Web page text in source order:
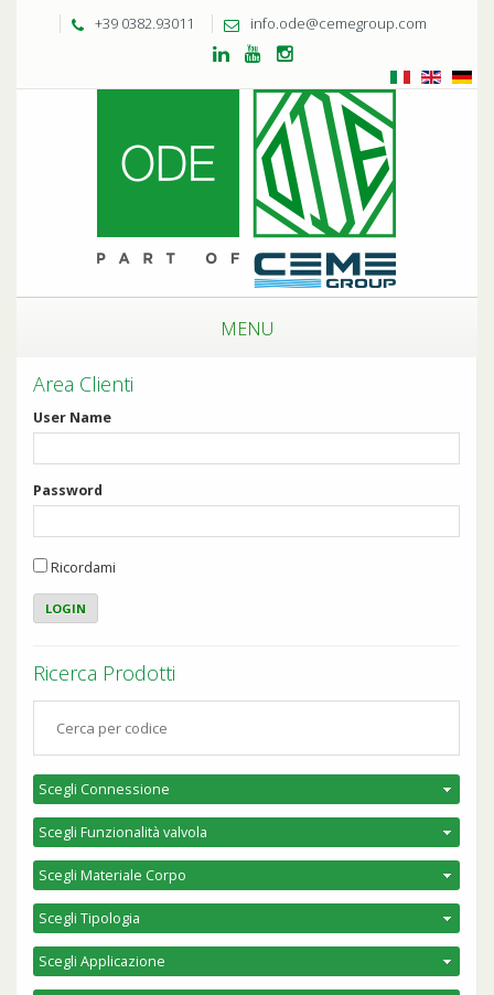
+39 0382.93011 info.ode@cemegroup.com
MENU
Area Clienti
User Name
Password
Ricordami
Ricerca Prodotti